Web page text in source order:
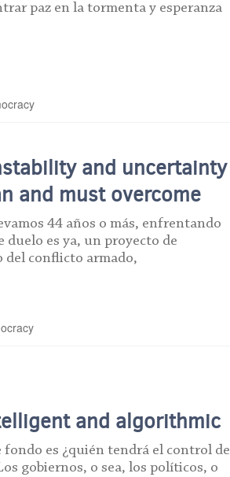
paz en la tormenta y esperanza
and uncertainty
and must overcome
44 años o más, enfrentando
duelo es ya, un proyecto de
del conflicto armado,
and algorithmic
fondo es ¿quién tendrá el control de
gobiernos, o sea, los políticos, o